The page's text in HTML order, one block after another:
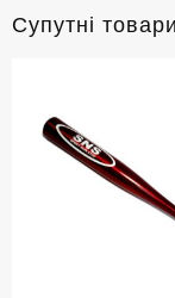
Супутні товари